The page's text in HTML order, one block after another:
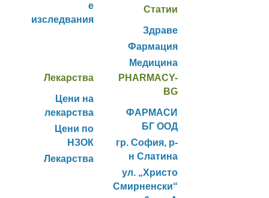
е
изследвания
Статии
Здраве
Фармация
Медицина
Лекарства
Цени на
лекарства
Цени по
НЗОК
Лекарства
PHARMACY-
BG
ФАРМАСИ
БГ ООД
гр. София, р-
н Слатина
ул. „Христо
Смирненски“